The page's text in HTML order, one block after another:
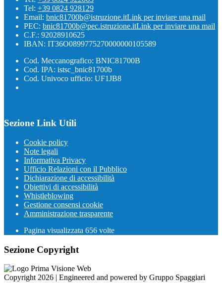
Tel: +39 0824 928129
Email: bnic81700b@istruzione.itLink per inviare una mail
PEC: bnic81700b@pec.istruzione.itLink per inviare una mail
C.F.: 92028910625
IBAN: IT36O0899775270000000105589
Cod. Meccanografico: BNIC81700B
Cod. IPA: istsc_bnic81700b
Cod. Univoco ufficio: UF1JB8
Sezione Link Utili
Cookie policy
Note legali
Informativa Privacy
Ufficio Relazioni con il Pubblico
Dichiarazione di accessibilità
Obiettivi di accessibilità
Whistleblowing
Gestione consensi cookie
Amministrazione trasparente
Pagina visualizzata 656 volte
Sezione Copyright
Copyright 2026 | Engineered and powered by Gruppo Spaggiari